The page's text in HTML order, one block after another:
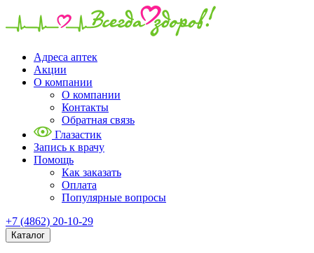
Адреса аптек
Акции
О компании
О компании
Контакты
Обратная связь
Глазастик
Запись к врачу
Помощь
Как заказать
Оплата
Популярные вопросы
+7 (4862) 20-10-29
Каталог